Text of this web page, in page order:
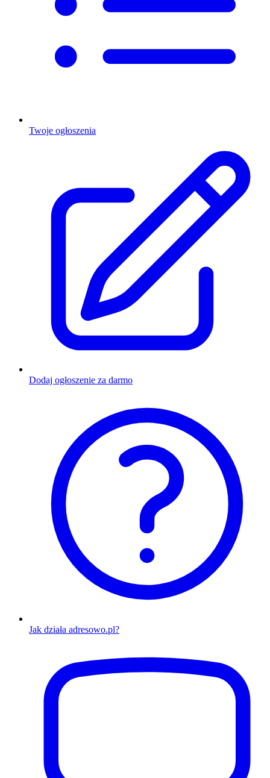
Twoje ogłoszenia
Dodaj ogłoszenie za darmo
Jak działa adresowo.pl?